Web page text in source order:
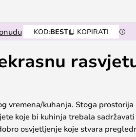
KOD:BEST KOPIRATI
vremena/kuhanja. Stoga
koje bi kuhinja trebala
osvjetljenje koje stvara